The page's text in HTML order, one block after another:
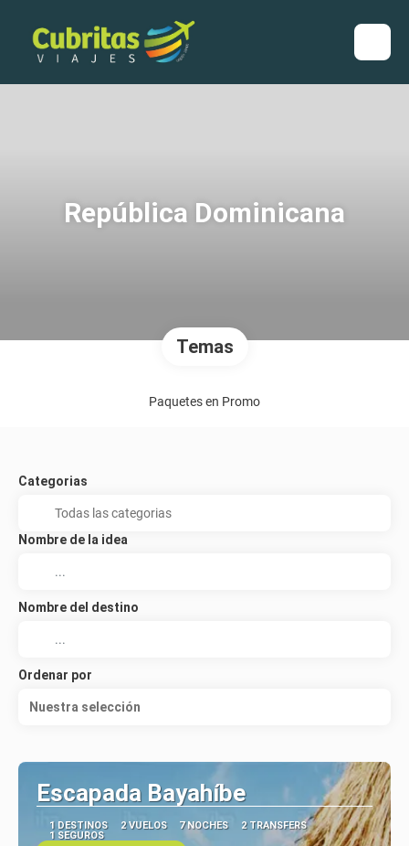
República Dominicana
Temas
Paquetes en Promo
Categorias
Nombre de la idea
Nombre del destino
Ordenar por
Nuestra selección
Escapada Bayahíbe
1 DESTINOS 2 VUELOS 7 NOCHES
2 TRANSFERS
1 SEGUROS